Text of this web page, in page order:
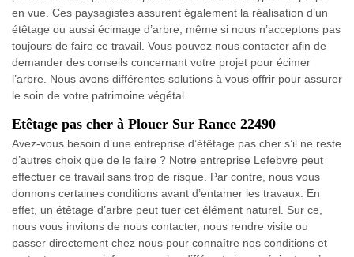
en vue. Ces paysagistes assurent également la réalisation d’un
étêtage ou aussi écimage d’arbre, même si nous n’acceptons pas
toujours de faire ce travail. Vous pouvez nous contacter afin de
demander des conseils concernant votre projet pour écimer
l’arbre. Nous avons différentes solutions à vous offrir pour assurer
le soin de votre patrimoine végétal.
Etêtage pas cher à Plouer Sur Rance 22490
Avez-vous besoin d’une entreprise d’étêtage pas cher s’il ne reste
d’autres choix que de le faire ? Notre entreprise Lefebvre peut
effectuer ce travail sans trop de risque. Par contre, nous vous
donnons certaines conditions avant d’entamer les travaux. En
effet, un étêtage d’arbre peut tuer cet élément naturel. Sur ce,
nous vous invitons de nous contacter, nous rendre visite ou
passer directement chez nous pour connaître nos conditions et